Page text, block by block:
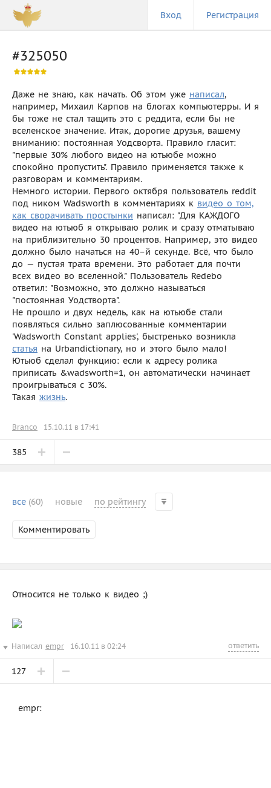
Вход Регистрация
#325050
Даже не знаю, как начать. Об этом уже написал,
например, Михаил Карпов на блогах компьютерры. И я
бы тоже не стал тащить это с реддита, если бы не
вселенское значение. Итак, дорогие друзья, вашему
вниманию: постоянная Уодсворта. Правило гласит:
"первые 30% любого видео на ютьюбе можно
спокойно пропустить". Правило применяется также к
разговорам и комментариям.
Немного истории. Первого октября пользователь reddit
под ником Wadsworth в комментариях к видео о том,
как сворачивать простынки написал: "Для КАЖДОГО
видео на ютьюб я открываю ролик и сразу отматываю
на приблизительно 30 процентов. Например, это видео
должно было начаться на 40–й секунде. Всё, что было
до — пустая трата времени. Это работает для почти
всех видео во вселенной." Пользователь Redebo
ответил: "Возможно, это должно называться
"постоянная Уодстворта".
Не прошло и двух недель, как на ютьюбе стали
появляться сильно заплюсованные комментарии
'Wadsworth Constant applies', быстренько возникла
статья на Urbandictionary, но и этого было мало!
Ютьюб сделал функцию: если к адресу ролика
приписать &wadsworth=1, он автоматически начинает
проигрываться с 30%.
Такая жизнь.
Branco 15.10.11 в 17:41
385
все (60) новые по рейтингу
Комментировать
Относится не только к видео ;)
Написал empr 16.10.11 в 02:24 ответить
127
empr: